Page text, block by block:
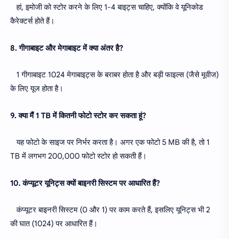
हां, इमोजी को स्टोर करने के लिए 1-4 बाइट्स चाहिए, क्योंकि वे यूनिकोड
कैरेक्टर्स होते हैं।
8. गीगाबाइट और मेगाबाइट में क्या अंतर है?
1 गीगाबाइट 1024 मेगाबाइट्स के बराबर होता है और बड़ी फाइल्स (जैसे मूवीज)
के लिए यूज होता है।
9. क्या मैं 1 TB में कितनी फोटो स्टोर कर सकता हूं?
यह फोटो के साइज पर निर्भर करता है। अगर एक फोटो 5 MB की है, तो 1
TB में लगभग 200,000 फोटो स्टोर हो सकती हैं।
10. कंप्यूटर यूनिट्स क्यों बाइनरी सिस्टम पर आधारित हैं?
कंप्यूटर बाइनरी सिस्टम (0 और 1) पर काम करते हैं, इसलिए यूनिट्स भी 2
की घात (1024) पर आधारित हैं।